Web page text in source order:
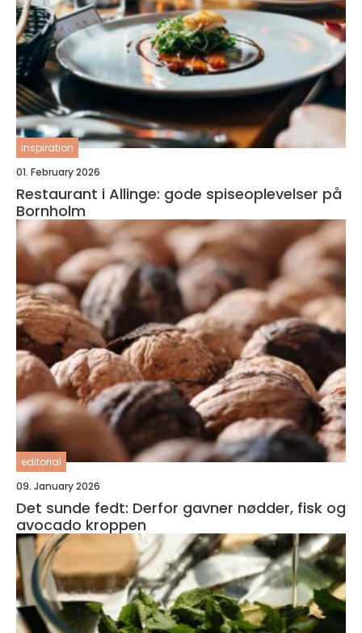
inspiration
01. February 2026
Restaurant i Allinge: gode spiseoplevelser på
Bornholm
editorial
09. January 2026
Det sunde fedt: Derfor gavner nødder, fisk og
avocado kroppen